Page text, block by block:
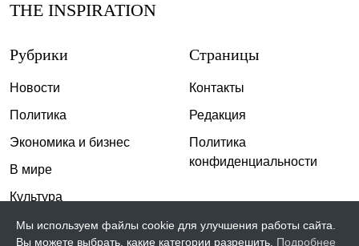
THE INSPIRATION
Рубрики
Новости
Политика
Экономика и бизнес
В мире
Культура
Спорт
Страницы
Контакты
Редакция
Политика
конфиденциальности
Мы используем файлы cookie для улучшения работы сайта.
Вы можете выбрать, какие категории разрешить. Подробнее